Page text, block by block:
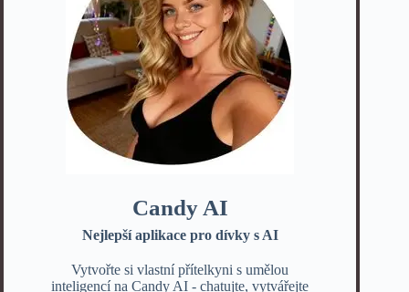
Candy AI
Nejlepší aplikace pro dívky s AI
Vytvořte si vlastní přítelkyni s umělou
inteligencí na Candy AI - chatujte, vytvářejte